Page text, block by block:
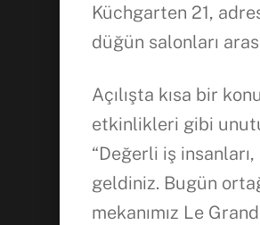
Küchgarten 21,
düğün salonları
Açılışta kısa bir
etkinlikleri gibi
“Değerli iş insanları,
geldiniz. Bugün
mekanımız Le